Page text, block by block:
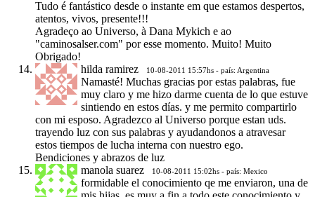
Tudo é fantástico desde o instante em que estamos despertos,
atentos, vivos, presente!!!
Agradeço ao Universo, à Dana Mykich e ao
"caminosalser.com" por esse momento. Muito! Muito
Obrigado!
hilda ramirez
10-08-2011 15:57hs - país: Argentina
Namasté! Muchas gracias por estas palabras, fue
muy claro y me hizo darme cuenta de lo que estuve
sintiendo en estos días. y me permito compartirlo
con mi esposo. Agradezco al Universo porque estan uds.
trayendo luz con sus palabras y ayudandonos a atravesar
estos tiempos de lucha interna con nuestro ego.
Bendiciones y abrazos de luz
manola suarez
10-08-2011 15:02hs - país: Mexico
formidable el conocimiento qe me enviaron, una de